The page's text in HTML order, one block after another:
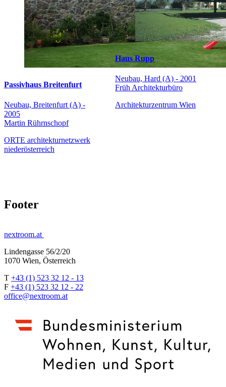
Passivhaus Breitenfurt
Neubau, Breitenfurt (A) -
2005
Martin Rührnschopf
ORTE architekturnetzwerk
niederösterreich
Haus Rupp
Neubau, Hard (A) - 2001
Früh Architekturbüro
Architekturzentrum Wien
Footer
nextroom.at
Lindengasse 56/2/20
1070 Wien, Österreich
T +43 (1) 523 32 12 - 13
F +43 (1) 523 32 12 - 22
office@nextroom.at